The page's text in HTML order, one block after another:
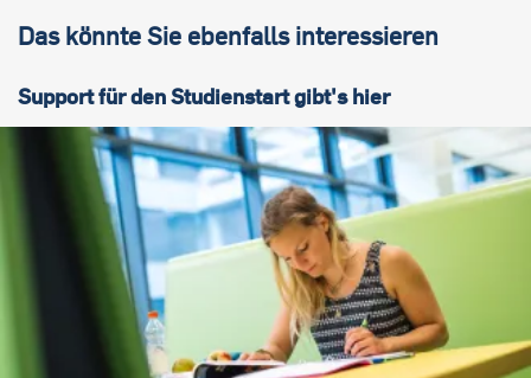
Das könnte Sie ebenfalls interessieren
Support für den Studienstart gibt's hier